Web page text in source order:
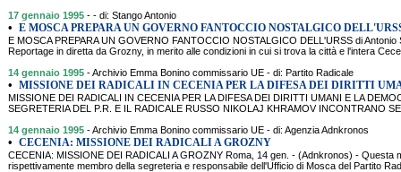
17 gennaio 1995 - - di: Stango Antonio
• E MOSCA PREPARA UN GOVERNO FANTOCCIO NOSTALGICO
E MOSCA PREPARA UN GOVERNO FANTOCCIO NOSTALGICO DELL'URSS di
Reportage in diretta da Grozny, in merito alle condizioni in cui si trova la città e l'intera
14 gennaio 1995 - Archivio Emma Bonino commissario UE - di: Partito Radicale
• MISSIONE DEI RADICALI IN CECENIA PER LA DIFESA DEI DIRITTI
MISSIONE DEI RADICALI IN CECENIA PER LA DIFESA DEI DIRITTI UMANI E LA
SEGRETERIA DEL P.R. E IL RADICALE RUSSO NIKOLAJ KHRAMOV INCONTRANO
14 gennaio 1995 - Archivio Emma Bonino commissario UE - di: Agenzia Adnkronos
• CECENIA: MISSIONE DEI RADICALI A GROZNY
CECENIA: MISSIONE DEI RADICALI A GROZNY Roma, 14 gen. - (Adnkronos) - Questa
rispettivamente membro della segreteria e responsabile dell'Ufficio di Mosca del Partito